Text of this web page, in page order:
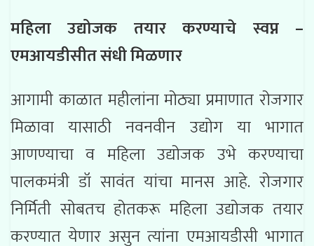
महिला उद्योजक तयार करण्याचे स्वप्न –
एमआयडीसीत संधी मिळणार
आगामी काळात महीलांना मोठ्या प्रमाणात रोजगार
मिळावा यासाठी नवनवीन उद्योग या भागात
आणण्याचा व महिला उद्योजक उभे करण्याचा
पालकमंत्री डॉ सावंत यांचा मानस आहे. रोजगार
निर्मिती सोबतच होतकरू महिला उद्योजक तयार
करण्यात येणार असुन त्यांना एमआयडीसी भागात